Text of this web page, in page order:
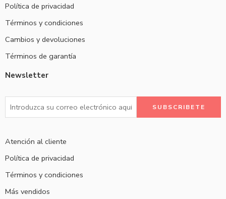
Política de privacidad
Términos y condiciones
Cambios y devoluciones
Términos de garantía
Newsletter
Atención al cliente
Política de privacidad
Términos y condiciones
Más vendidos